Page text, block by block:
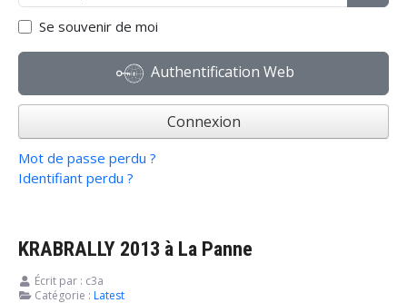
Se souvenir de moi
Authentification Web
Connexion
Mot de passe perdu ?
Identifiant perdu ?
KRABRALLY 2013 à La Panne
Écrit par : c3a
Catégorie : Latest